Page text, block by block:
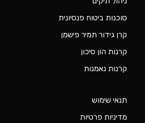
סוכנות ביטוח פנסיונית
קרן גידור תמיר פישמן
קרנות הון סיכון
קרנות נאמנות
תנאי שימוש
מדיניות פרטיות